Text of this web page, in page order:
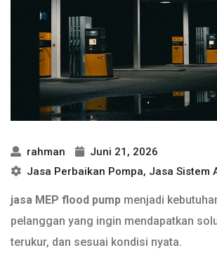
rahman
Juni 21, 2026
Jasa Perbaikan Pompa, Jasa Sistem
jasa MEP flood pump menjadi
pelanggan yang ingin mendapatkan
terukur, dan sesuai kondisi nyata.